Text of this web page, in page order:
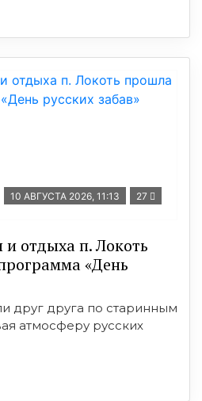
10 АВГУСТА 2026, 11:13 27
и отдыха п. Локоть
«День
друг друга по старинным
атмосферу русских